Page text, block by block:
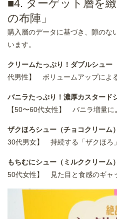
■4. ターゲット層を
の布陣」
購入層のデータに基づき、隙のな
います。
クリームたっぷり！ダブルシュー
代男性】 ボリュームアップによ
バニラたっぷり！濃厚カスタード
【50〜60代女性】 バニラ増量
ザクほろシュー（チョコクリーム）
30代男女】 持続する「ザクほろ
もちむにシュー（ミルククリーム）
50代女性】 見た目と食感のギャ